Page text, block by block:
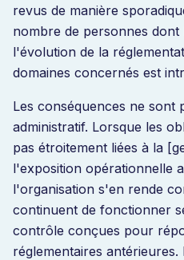
revus de manière
nombre de personnes dont
l'évolution de la
domaines concernés est
Les conséquences ne sont
administratif. Lorsque les
pas étroitement liées à la
l'exposition opérationnelle
l'organisation s'en rende
continuent de fonctionner
contrôle conçues pour
réglementaires